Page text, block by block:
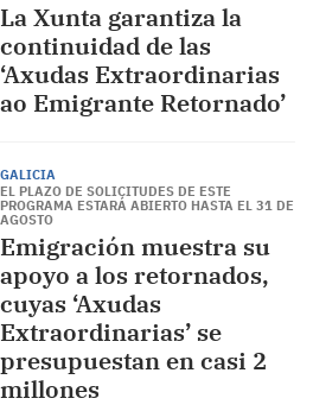
La Xunta garantiza la
continuidad de las
‘Axudas Extraordinarias
ao Emigrante Retornado’
GALICIA
EL PLAZO DE SOLICITUDES DE ESTE
PROGRAMA ESTARÁ ABIERTO HASTA EL 31 DE
AGOSTO
Emigración muestra su
apoyo a los retornados,
cuyas ‘Axudas
Extraordinarias’ se
presupuestan en casi 2
millones